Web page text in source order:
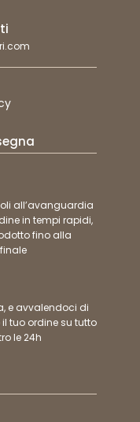
all’avanguardia
in tempi rapidi,
fino alla
e avvalendoci di
tuo ordine su tutto
le 24h